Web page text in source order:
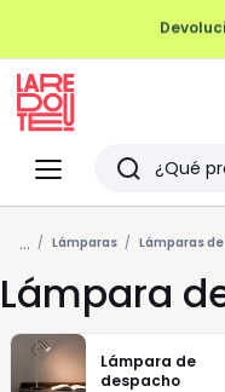
Menu
Redoute
Buscar
Últimos
artículos
vistos
... Lámparas Lámparas
Lámpara
Lámpara de
despacho